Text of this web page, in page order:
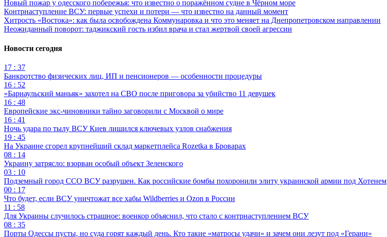
Новый пожар у одесского побережья: что известно о поражённом судне в Чёрном море
Контрнаступление ВСУ: первые успехи и потери — что известно на данный момент
Хитрость «Востока»: как была освобождена Коммунаровка и что это меняет на Днепропетровском направлении
Неожиданный поворот: таджикский гость избил врача и стал жертвой своей агрессии
Новости сегодня
17 : 37
Банкротство физических лиц, ИП и пенсионеров — особенности процедуры
16 : 52
«Барнаульский маньяк» захотел на СВО после приговора за убийство 11 девушек
16 : 48
Европейские экс-чиновники тайно заговорили с Москвой о мире
16 : 41
Ночь удара по тылу ВСУ Киев лишился ключевых узлов снабжения
19 : 45
На Украине сгорел крупнейший склад маркетплейса Rozetka в Броварах
08 : 14
Украину затрясло: взорван особый объект Зеленского
03 : 10
Подземный город ССО ВСУ разрушен. Как российские бомбы похоронили элиту украинской армии под Хотенем
00 : 17
Что будет, если ВСУ уничтожат все хабы Wildberries и Ozon в России
11 : 58
Для Украины случилось страшное: военкор объяснил, что стало с контрнаступлением ВСУ
08 : 35
Порты Одессы пусты, но суда горят каждый день. Кто такие «матросы удачи» и зачем они лезут под «Герани»